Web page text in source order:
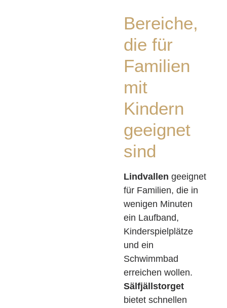
Bereiche,
die für
Familien
mit
Kindern
geeignet
sind
Lindvallen geeignet
für Familien, die in
wenigen Minuten
ein Laufband,
Kinderspielplätze
und ein
Schwimmbad
erreichen wollen.
Sälfjällstorget
bietet schnellen